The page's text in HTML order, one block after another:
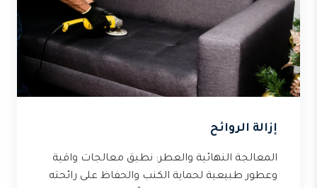
إزالة الروائح
المعالجة النهائية والعطر: نطبق معالجات واقية
وعطور طبيعية لحماية الكنب والحفاظ على رائحته